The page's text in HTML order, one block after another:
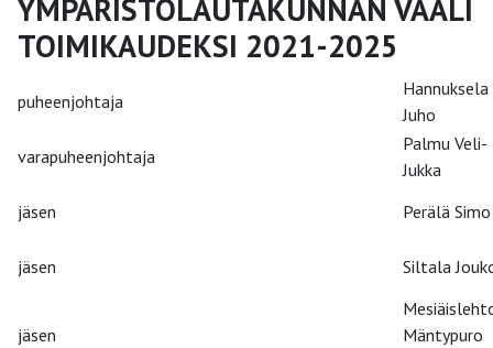
YMPÄRISTÖLAUTAKUNNAN VAALI
TOIMIKAUDEKSI 2021-2025
puheenjohtaja
Hannuksela
Juho
varapuheenjohtaja
Palmu Veli-
Jukka
jäsen
Perälä Simo
jäsen Siltala
jäsen
Mäntypuro